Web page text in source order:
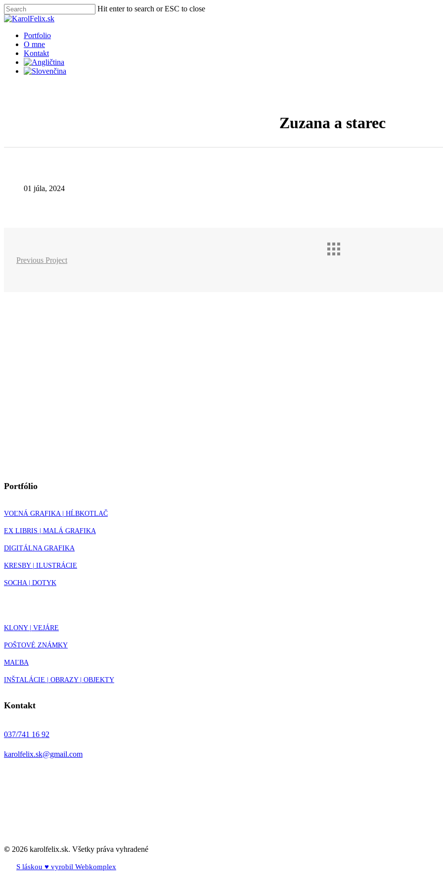
Skip
to
content
Hit enter to search or ESC to close
Close
Menu
Portfolio
O mne
Kontakt
Zuzana a starec
01 júla, 2024
Previous Project
Portfólio
VOĽNÁ GRAFIKA | HĹBKOTLAČ
EX LIBRIS | MALÁ GRAFIKA
DIGITÁLNA GRAFIKA
KRESBY | ILUSTRÁCIE
SOCHA | DOTYK
KLONY | VEJÁRE
POŠTOVÉ ZNÁMKY
MAĽBA
INŠTALÁCIE | OBRAZY | OBJEKTY
Kontakt
037/741 16 92
karolfelix.sk@gmail.com
© 2026 karolfelix.sk. Všetky práva vyhradené
S láskou ♥ vyrobil Webkomplex